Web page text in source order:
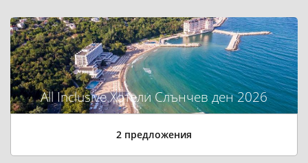
All Inclusive Хотели Слънчев ден 2026
2 предложения